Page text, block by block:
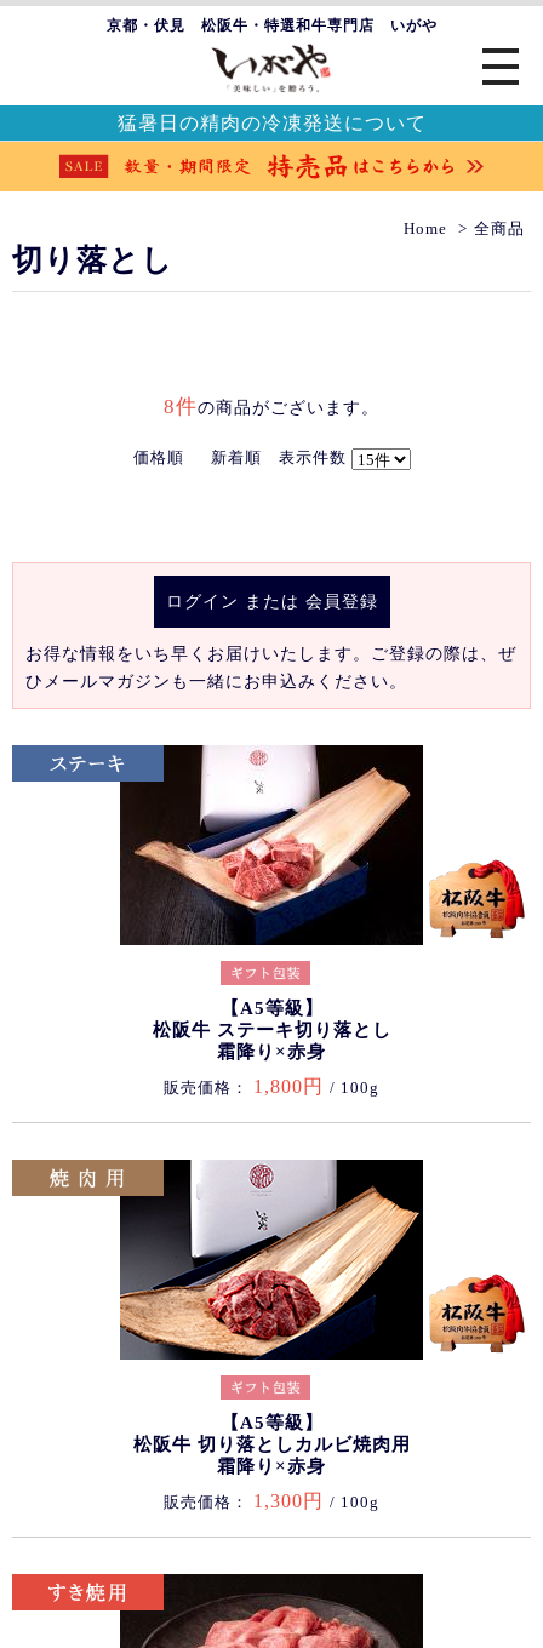
京都・伏見 松阪牛・特選和牛専門店 いがや
猛暑日の精肉の冷凍発送について
Home 全商品
切り落とし
8件の商品がございます。
価格順 新着順 表示件数
ログイン または 会員登録
お得な情報をいち早くお届けいたします。ご登録の際は、ぜ
ひメールマガジンも一緒にお申込みください。
【A5等級】
松阪牛 ステーキ切り落とし
霜降り×赤身
販売価格： 1,800円 / 100g
【A5等級】
松阪牛 切り落としカルビ焼肉用
霜降り×赤身
販売価格： 1,300円 / 100g